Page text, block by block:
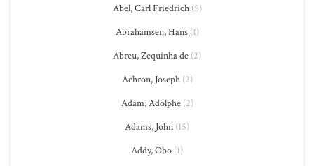
Abel, Carl Friedrich(5)
Abrahamsen, Hans(1)
Abreu, Zequinha de (2)
Achron, Joseph(2)
Adam, Adolphe(2)
Adams, John (15)
Addy, Obo (1)